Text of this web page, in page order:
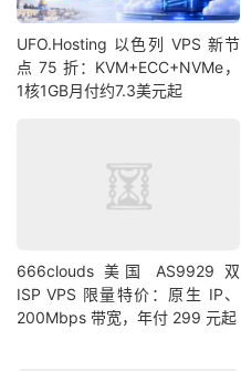
UFO.Hosting 以色列 VPS 新节
点 75 折：KVM+ECC+NVMe，
1核1GB月付约7.3美元起
666clouds 美国 AS9929 双
ISP VPS 限量特价：原生 IP、
200Mbps 带宽，年付 299 元起